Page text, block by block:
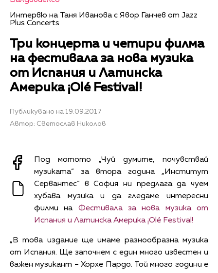
Интервю на Таня Иванова с Явор Ганчев от Jazz
Plus Concerts
Три концерта и четири филма
на фестивала за нова музика
от Испания и Латинска
Америка ¡Olé Festival!
Публикувано на 19.09.2017
Автор: Светослав Николов
Под мотото „Чуй думите, почувствай
музиката“ за втора година „Институт
Сервантес“ в София ни предлага да чуем
хубава музика и да гледаме интересни
филми на Фестивалa за нова музика от
Испания и Латинска Америка ¡Olé Festival!
„В това издание ще имаме разнообразна музика
от Испания. Ще започнем с един много известен и
важен музикант – Хорхе Пардо. Той много години е